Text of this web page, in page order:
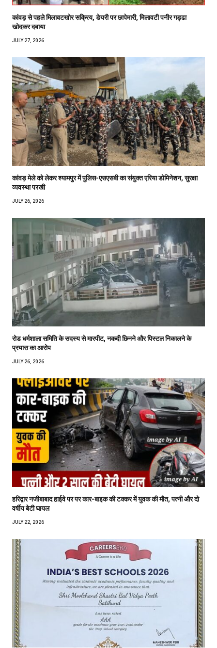
कांवड़ से पहले मिलावटखोर सक्रिय, डेयरी पर छापेमारी, मिलावटी पनीर गड्ढा
खोदकर दबाया
JULY 27, 2026
कांवड़ मेले को लेकर श्यामपुर में पुलिस-एसएसबी का संयुक्त एरिया डोमिनेशन, सुरक्षा
व्यवस्था परखी
JULY 26, 2026
रोड धर्मशाला समिति के सदस्य से मारपीट, नकदी छिनने और पिस्टल निकालने के
प्रयास का आरोप
JULY 26, 2026
हरिद्वार नजीबाबाद हाईवे पर पर कार-बाइक की टक्कर में युवक की मौत, पत्नी और दो
वर्षीय बेटी घायल
JULY 22, 2026